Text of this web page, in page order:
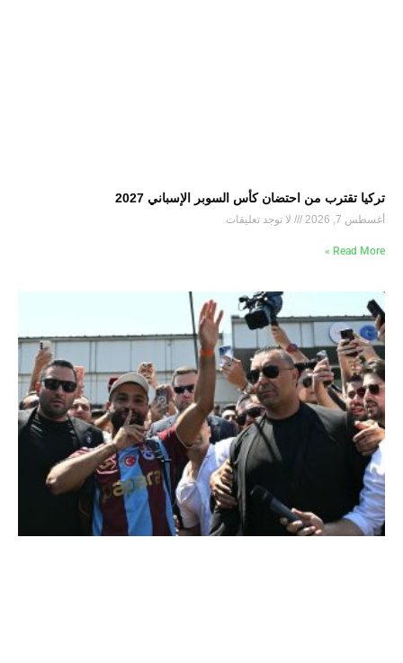
تركيا تقترب من احتضان كأس السوبر الإسباني 2027
أغسطس 7, 2026 لا توجد تعليقات
Read More »